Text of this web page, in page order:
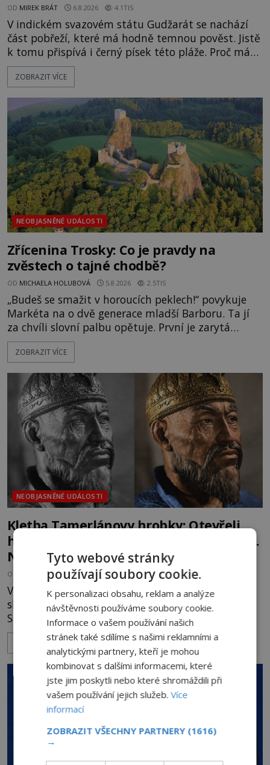
OD MIREK BRÁT 6.8.2026 4.1TIS
V indickém svazovém státu Gudžarát se nachází
část pobřeží, které má hodně temnou pověst. Jistě
k tomu přispívá i černý písek této pláže. Proč má
pláž takové netypické zbarvení? Nakolik jsou
pravdivé historky, že zde došlo k nevysvětlitelným
následovat. Vstupujeme na pláž Dumas ve městě
Surat. Gu
ZOBRAZIT VÍCE
NEOBJASNĚNÉ UDÁLOSTI
Zřícenina Trosky: Co je pravdy na
zvěstech o tajné chodbě?
OD MICHAELA HOLUBOVÁ 5.8.2026 2.5TIS
„Budeš se smažit v horoucích peklech!“ povykuje
Markéta na o dvě generace mladší Barboru. Ta jí
za chvíli slovní palbu opětuje. První je zarytá
katolička, druhá přesvědčená kališnice. A každá z
nich se usídlí na jedné z věží slavného hradu
mezi vůdce protihusitského boje. Za manželku má
skutečně jistou
ZOBRAZIT VÍCE
NEOBJASNĚNÉ UDÁLOSTI
Kletba Tamerlánovy hrobky: Otevřeli
hrob a za dva dny začala invaze do SSSR.
Náhoda, nebo varování?
OD HELENA STEJSKALOVÁ 4.8.2026 2.7TIS
V červnu 1941 sovětští vědci otevírají hrobku
slavného dobyvatele Tamerlána v uzbeckém
Samarkandu. O dva dny později nacistické
Německo zahajuje operaci Barbarossa a napadá
Sovětský svaz. Shoda dat je natolik zarážející, že se
rodí jedna z nejslavnějších „kleteb“ 20. století. Je
na legendě něco pravdy, nebo jde jen o fascinující
souhru okolností? Když antropolog Michail
Gerasimov (1907-1970) a
ZOBRAZIT VÍCE
Tyto webové stránky
používají soubory cookie.
K personalizaci obsahu, reklam a analýze
návštěvnosti používáme soubory cookie.
Informace o vašem používání našich
stránek také sdílíme s našimi reklamními a
analytickými partnery, kteří je mohou
kombinovat s dalšími informacemi, které
jste jim poskytli nebo které shromáždili při
vašem používání jejich služeb.Více
informací
ZOBRAZIT VŠECHNY PARTNERY (1616)
→